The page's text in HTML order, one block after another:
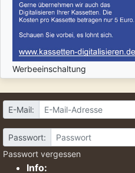
Werbeeinschaltung
E-Mail:
Passwort:
Passwort vergessen
Info: